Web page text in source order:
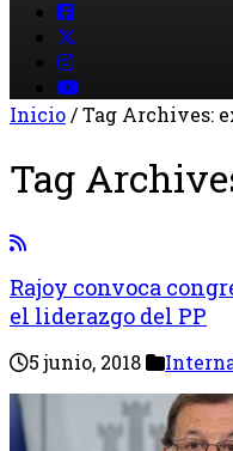
Inicio/Tag Archives:
Tag
Rajoy convoca
el liderazgo del PP
5 junio, 2018